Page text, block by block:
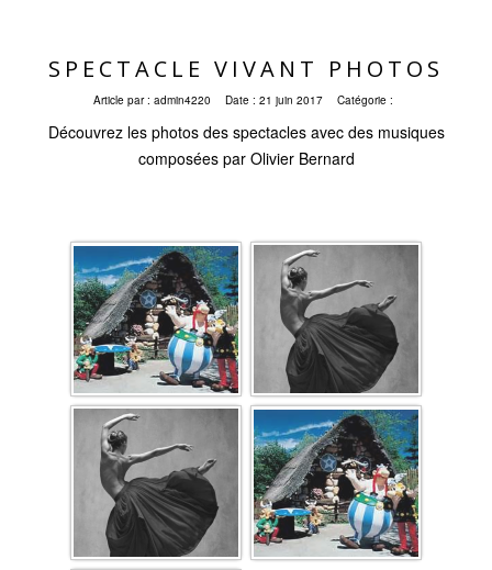
SPECTACLE VIVANT PHOTOS
Article par : admin4220 Date : 21 juin 2017 Catégorie :
Découvrez les photos des spectacles avec des musiques
composées par Olivier Bernard